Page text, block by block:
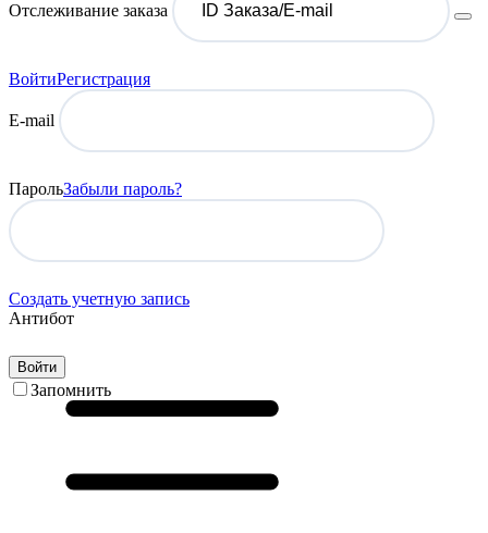
Отслеживание заказа
ВойтиРегистрация
E-mail
ПарольЗабыли пароль?
Создать учетную запись
Антибот
Войти
Запомнить